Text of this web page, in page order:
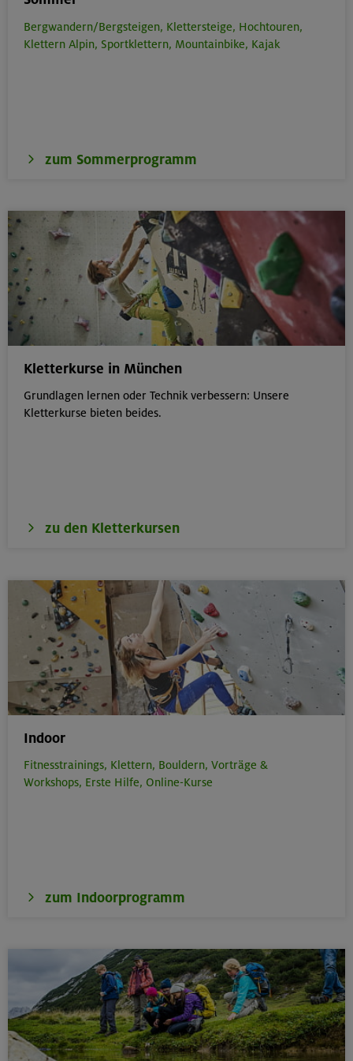
Preis für Mitglieder 276 €
Stille Venedigerkrone
Technik:
,
Kondition:
,
OL-26-0496
07.-09.08.26
Alter 18+ Jahre
Preis für Mitglieder
Dachsteingebirge
MUC-26-0511
Datum 01.-02.08.26
Alter 18+ Jahre
Preis für Mitglieder
anderer Sektionen
Technik:
,
Datum 31.07.-02.08.26
Alter 18+ Jahre
Bergwandern/Bergsteigen, Klettersteige, Hochtouren,
Klettern Alpin, Sportklettern, Mountainbike, Kajak
zum Sommerprogramm
Kletterkurse in München
Grundlagen lernen oder Technik verbessern: Unsere
Kletterkurse bieten beides.
zu den Kletterkursen
Indoor
Fitnesstrainings, Klettern, Bouldern, Vorträge &
Workshops, Erste Hilfe, Online-Kurse
zum Indoorprogramm